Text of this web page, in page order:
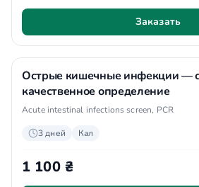
Заказать
Острые кишечные инфекции —
качественное определение
Acute intestinal infections screen, PCR
3 дней Кал
1 100 ₴